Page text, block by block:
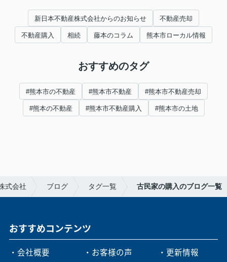
新日本不動産株式会社からのお知らせ 不動産売却
不動産購入 相続 藤本のコラム 熊本市ローカル情報
おすすめのタグ
#熊本市の不動産 #熊本市不動産 #熊本市不動産売却
#熊本の不動産 #熊本市不動産購入 #熊本市の土地
式会社 ブログ タグ一覧 古民家の購入のブログ一覧
おすすめコンテンツ
・会社概要
・お客様の声
・更新情報